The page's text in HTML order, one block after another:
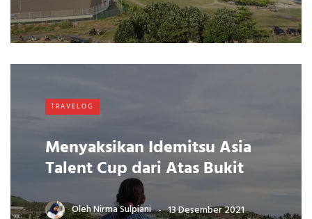
TRAVELOG
Menyaksikan Idemitsu Asia
Talent Cup dari Atas Bukit
OlehNirma Sulpiani 13 Desember 2021